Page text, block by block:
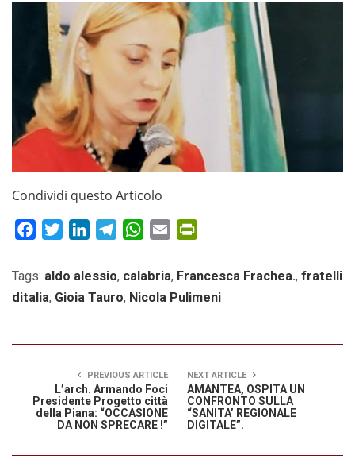
Condividi questo Articolo
FacebookTwitterLinkedInTelegramWhatsApp
Email
Tags: aldo alessio, calabria, Francesca Frachea., fratelli
ditalia, Gioia Tauro, Nicola Pulimeni
PREVIOUS ARTICLE
L’arch. Armando Foci
Presidente Progetto città
della Piana: “OCCASIONE
DA NON SPRECARE !”
NEXT ARTICLE
AMANTEA, OSPITA UN
CONFRONTO SULLA
“SANITA’ REGIONALE
DIGITALE”.